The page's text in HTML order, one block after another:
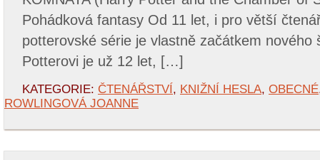
Pohádková fantasy Od 11 let, i pro větší
potterovské série je vlastně začátkem nového
Potterovi je už 12 let, […]
KATEGORIE: ČTENÁŘSTVÍ, KNIŽNÍ HESLA, OBECNÉ
ROWLINGOVÁ JOANNE